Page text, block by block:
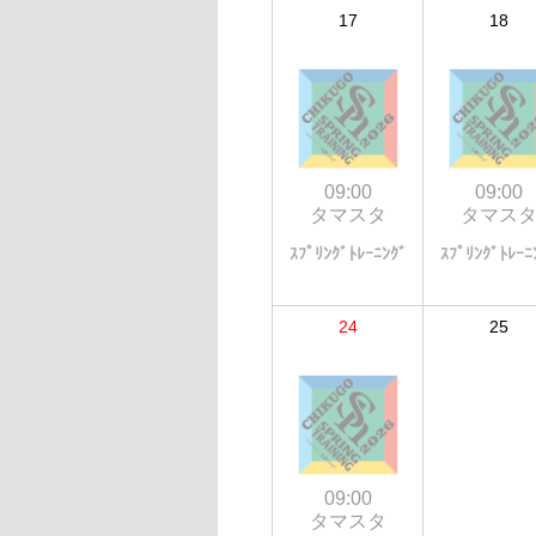
17
09:00
タマスタ
ｽﾌﾟﾘﾝｸﾞﾄﾚｰﾆﾝｸﾞ
18
09:00
タマス
ｽﾌﾟﾘﾝｸﾞﾄﾚｰ
24
09:00
タマスタ
25